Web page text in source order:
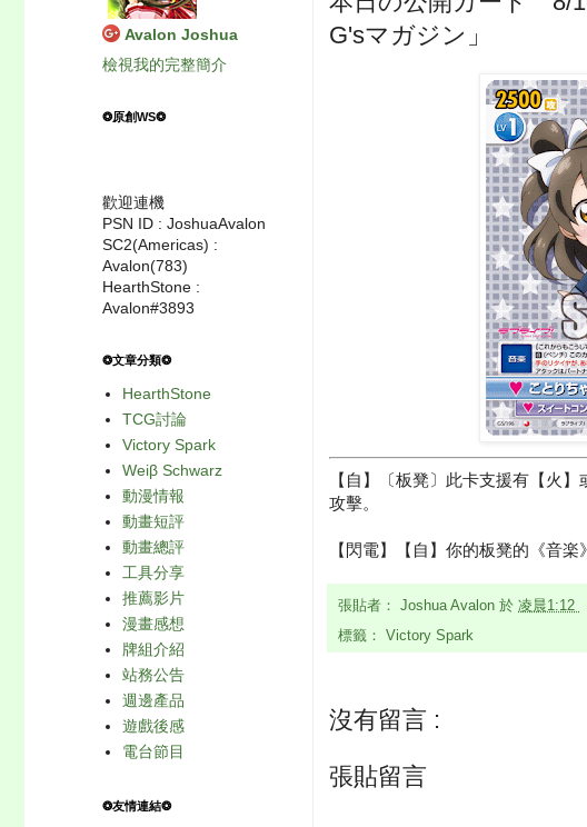
G'sマガジン」
【自】〔板凳〕此卡支援有【火
攻擊。
【閃電】【自】你的板凳的《音楽
張貼者： Joshua Avalon 於 凌晨1:12
標籤： Victory Spark
沒有留言 :
張貼留言
Avalon Joshua
檢視我的完整簡介
❂原創WS❂
歡迎連機
PSN ID : JoshuaAvalon
SC2(Americas) :
Avalon(783)
HearthStone :
Avalon#3893
❂文章分類❂
HearthStone
TCG討論
Victory Spark
Weiβ Schwarz
動漫情報
動畫短評
動畫總評
工具分享
推薦影片
漫畫感想
牌組介紹
站務公告
週邊產品
遊戲後感
電台節目
❂友情連結❂